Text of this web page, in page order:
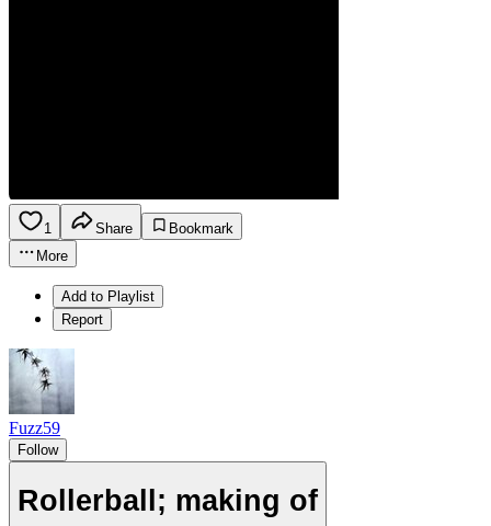
1 Share
Bookmark
More
Add to Playlist
Report
Fuzz59
Follow
Rollerball; making of